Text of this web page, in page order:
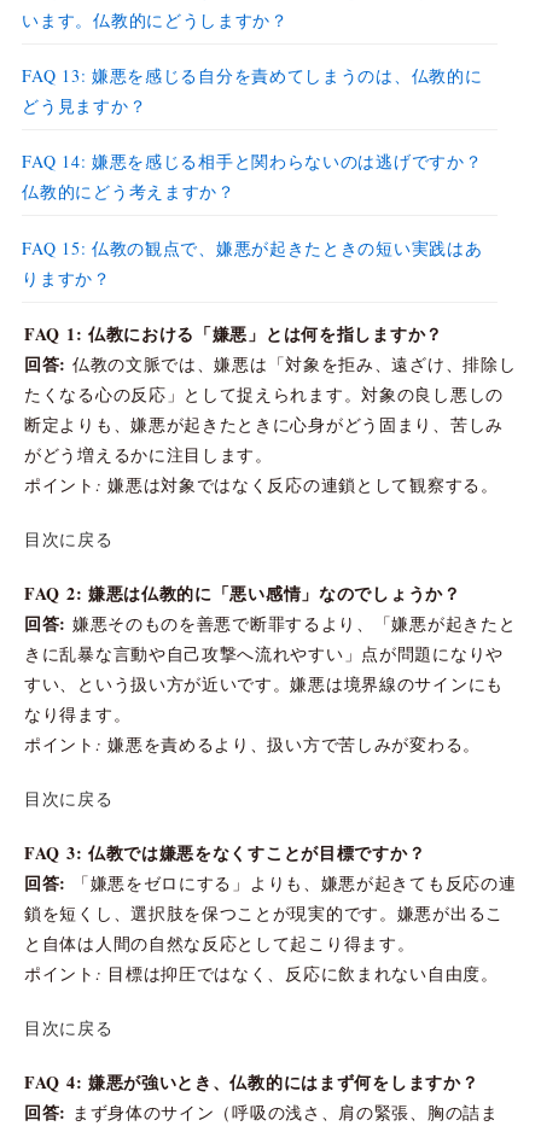
います。仏教的にどうしますか？
FAQ 13: 嫌悪を感じる自分を責めてしまうのは、仏教的に
どう見ますか？
FAQ 14: 嫌悪を感じる相手と関わらないのは逃げですか？
仏教的にどう考えますか？
FAQ 15: 仏教の観点で、嫌悪が起きたときの短い実践はあ
りますか？
FAQ 1: 仏教における「嫌悪」とは何を指しますか？
回答: 仏教の文脈では、嫌悪は「対象を拒み、遠ざけ、排除し
たくなる心の反応」として捉えられます。対象の良し悪しの
断定よりも、嫌悪が起きたときに心身がどう固まり、苦しみ
がどう増えるかに注目します。
ポイント: 嫌悪は対象ではなく反応の連鎖として観察する。
目次に戻る
FAQ 2: 嫌悪は仏教的に「悪い感情」なのでしょうか？
回答: 嫌悪そのものを善悪で断罪するより、「嫌悪が起きたと
きに乱暴な言動や自己攻撃へ流れやすい」点が問題になりや
すい、という扱い方が近いです。嫌悪は境界線のサインにも
なり得ます。
ポイント: 嫌悪を責めるより、扱い方で苦しみが変わる。
目次に戻る
FAQ 3: 仏教では嫌悪をなくすことが目標ですか？
回答:
「嫌悪をゼロにする」よりも、嫌悪が起きても反応の連
鎖を短くし、選択肢を保つことが現実的です。嫌悪が出るこ
と自体は人間の自然な反応として起こり得ます。
ポイント: 目標は抑圧ではなく、反応に飲まれない自由度。
目次に戻る
FAQ 4: 嫌悪が強いとき、仏教的にはまず何をしますか？
回答: まず身体のサイン（呼吸の浅さ、肩の緊張、胸の詰ま